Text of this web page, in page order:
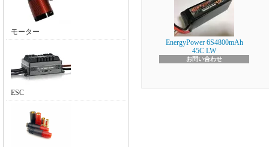
モーター
ESC
EnergyPower 6S4800mAh
45C LW
お問い合わせ